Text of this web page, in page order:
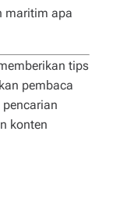
maritim apa
tips
pembaca
konten